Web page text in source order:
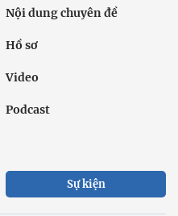
Nội dung chuyên đề
Hồ sơ
Video
Podcast
Sự kiện